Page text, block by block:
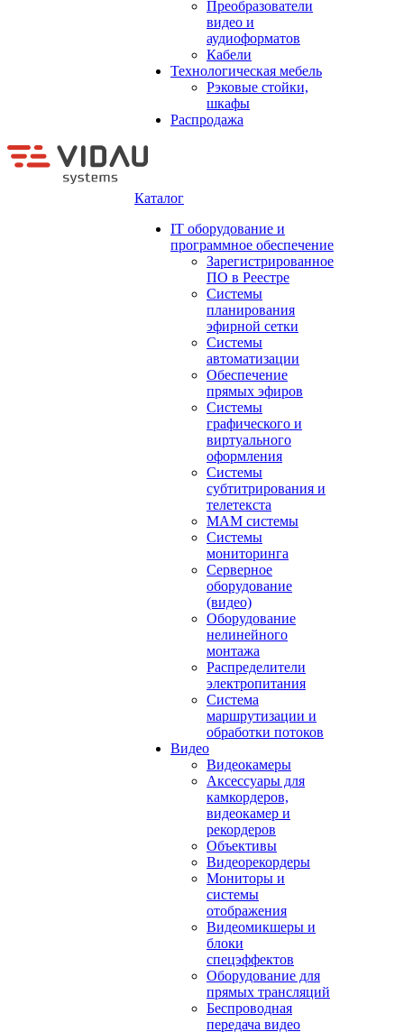
Преобразователи
видео и
аудиоформатов
Кабели
Технологическая мебель
Рэковые стойки,
шкафы
Распродажа
Каталог
IT оборудование и
программное обеспечение
Зарегистрированное
ПО в Реестре
Системы
планирования
эфирной сетки
Системы
автоматизации
Обеспечение
прямых эфиров
Системы
графического и
виртуального
оформления
Системы
субтитрирования и
телетекста
MAM системы
Системы
мониторинга
Серверное
оборудование
(видео)
Оборудование
нелинейного
монтажа
Распределители
электропитания
Система
маршрутизации и
обработки потоков
Видео
Видеокамеры
Аксессуары для
камкордеров,
видеокамер и
рекордеров
Объективы
Видеорекордеры
Мониторы и
системы
отображения
Видеомикшеры и
блоки
спецэффектов
Оборудование для
прямых трансляций
Беспроводная
передача видео